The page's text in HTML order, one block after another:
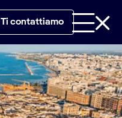
Ti contattiamo